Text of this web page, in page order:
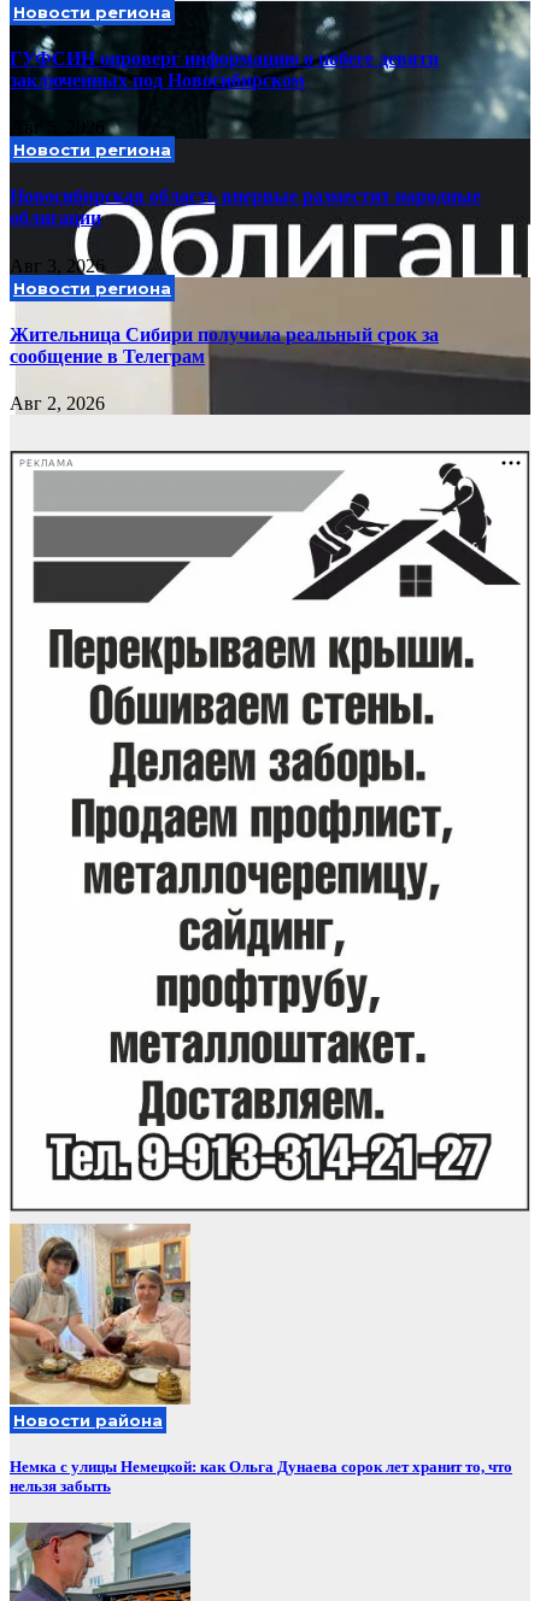
Новости региона
ГУФСИН опроверг информацию о побеге девяти
заключенных под Новосибирском
Новости региона
Новосибирская область впервые разместит народные
облигации
Авг 3, 2026
Новости региона
Жительница Сибири получила реальный срок за
сообщение в Телеграм
Авг 2, 2026
РЕКЛАМА
Новости района
Немка с улицы Немецкой: как Ольга Дунаева сорок лет хранит то, что
нельзя забыть